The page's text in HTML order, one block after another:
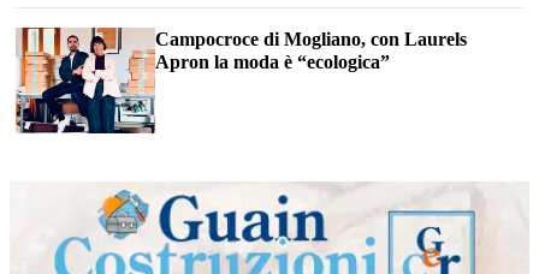
Campocroce di Mogliano, con Laurels
Apron la moda è “ecologica”